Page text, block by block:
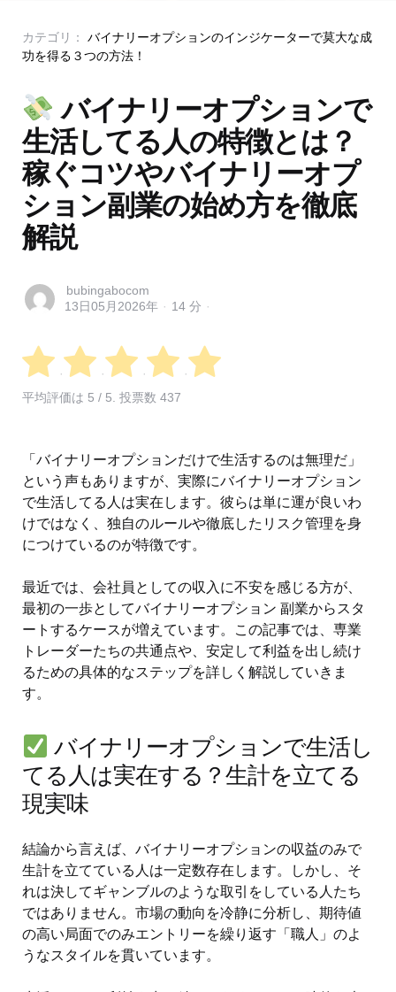
Categories
Posted
in
カテゴリ：
バイナリーオプションのインジケーターで莫大な成
功を得る３つの方法！
バイナリーオプションで
生活してる人の特徴とは？
稼ぐコツやバイナリーオプ
ション副業の始め方を徹底
解説
Posted
by
bubingabocom
13日05月2026年
14 分
平均評価は 5 / 5. 投票数 437
「バイナリーオプションだけで生活するのは無理だ」
という声もありますが、実際にバイナリーオプション
で生活してる人は実在します。彼らは単に運が良いわ
けではなく、独自のルールや徹底したリスク管理を身
につけているのが特徴です。
最近では、会社員としての収入に不安を感じる方が、
最初の一歩としてバイナリーオプション 副業からスタ
ートするケースが増えています。この記事では、専業
トレーダーたちの共通点や、安定して利益を出し続け
るための具体的なステップを詳しく解説していきま
す。
バイナリーオプションで生活し
てる人は実在する？生計を立てる
現実味
結論から言えば、バイナリーオプションの収益のみで
生計を立てている人は一定数存在します。しかし、そ
れは決してギャンブルのような取引をしている人たち
ではありません。市場の動向を冷静に分析し、期待値
の高い局面でのみエントリーを繰り返す「職人」のよ
うなスタイルを貫いています。